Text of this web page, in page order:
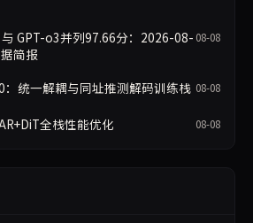
GPT-o3并列97.66分：2026-08-
简报
08-08
：统一解耦与同址推测解码训练栈 08-08
全栈性能优化 08-08